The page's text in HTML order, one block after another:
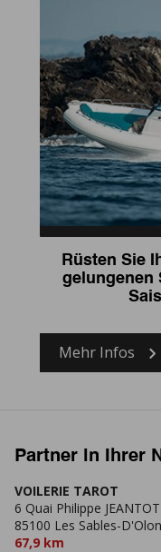
Rüsten Sie
gelungenen
Mehr Infos
Partner in Ihrer
VOILERIE TAROT
6 Quai Philippe JEANTOT
85100 Les Sables-
67,9 km